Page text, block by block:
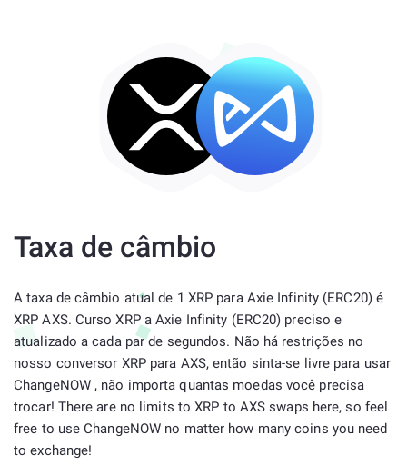
Taxa de câmbio
A taxa de câmbio atual de 1 XRP para Axie Infinity (ERC20) é
XRP AXS. Curso XRP a Axie Infinity (ERC20) preciso e
atualizado a cada par de segundos. Não há restrições no
nosso conversor XRP para AXS, então sinta-se livre para usar
ChangeNOW , não importa quantas moedas você precisa
trocar! There are no limits to XRP to AXS swaps here, so feel
free to use ChangeNOW no matter how many coins you need
to exchange!